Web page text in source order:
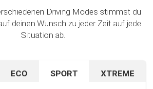
Driving Modes stimmst du
deinen Wunsch zu jeder Zeit auf jede
Situation ab.
ECO SPORT XTREME
Terrain oder in dichtem
Fahren? Mit diesem cleveren
dem Ausprobieren unseres Sport-